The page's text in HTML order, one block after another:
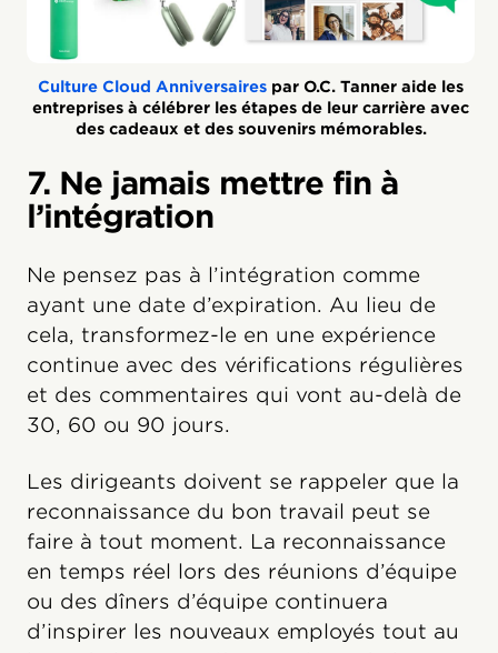
Culture Cloud Anniversaires par O.C. Tanner aide les
entreprises à célébrer les étapes de leur carrière avec
des cadeaux et des souvenirs mémorables.
7. Ne jamais mettre fin à
l’intégration
Ne pensez pas à l’intégration comme
ayant une date d’expiration. Au lieu de
cela, transformez-le en une expérience
continue avec des vérifications régulières
et des commentaires qui vont au-delà de
30, 60 ou 90 jours.
Les dirigeants doivent se rappeler que la
reconnaissance du bon travail peut se
faire à tout moment. La reconnaissance
en temps réel lors des réunions d’équipe
ou des dîners d’équipe continuera
d’inspirer les nouveaux employés tout au